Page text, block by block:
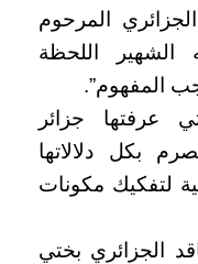
المرحوم
اللحظة
المفهوم”.
عرفتها جزائر
بكل دلالاتها
لتفكيك مكونات
الجزائري بختي